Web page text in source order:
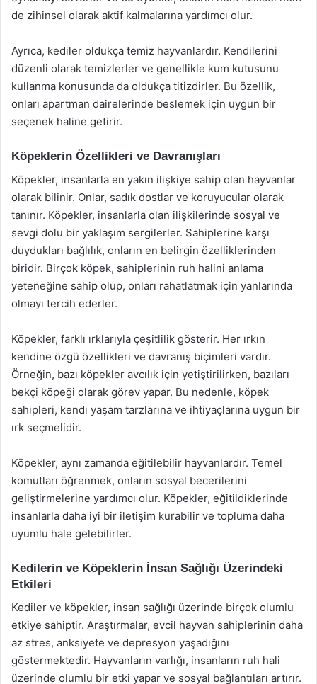
de zihinsel olarak aktif kalmalarına yardımcı olur.
Ayrıca, kediler oldukça temiz hayvanlardır. Kendilerini
düzenli olarak temizlerler ve genellikle kum kutusunu
kullanma konusunda da oldukça titizdirler. Bu özellik,
onları apartman dairelerinde beslemek için uygun bir
seçenek haline getirir.
Köpeklerin Özellikleri ve Davranışları
Köpekler, insanlarla en yakın ilişkiye sahip olan hayvanlar
olarak bilinir. Onlar, sadık dostlar ve koruyucular olarak
tanınır. Köpekler, insanlarla olan ilişkilerinde sosyal ve
sevgi dolu bir yaklaşım sergilerler. Sahiplerine karşı
duydukları bağlılık, onların en belirgin özelliklerinden
biridir. Birçok köpek, sahiplerinin ruh halini anlama
yeteneğine sahip olup, onları rahatlatmak için yanlarında
olmayı tercih ederler.
Köpekler, farklı ırklarıyla çeşitlilik gösterir. Her ırkın
kendine özgü özellikleri ve davranış biçimleri vardır.
Örneğin, bazı köpekler avcılık için yetiştirilirken, bazıları
bekçi köpeği olarak görev yapar. Bu nedenle, köpek
sahipleri, kendi yaşam tarzlarına ve ihtiyaçlarına uygun bir
ırk seçmelidir.
Köpekler, aynı zamanda eğitilebilir hayvanlardır. Temel
komutları öğrenmek, onların sosyal becerilerini
geliştirmelerine yardımcı olur. Köpekler, eğitildiklerinde
insanlarla daha iyi bir iletişim kurabilir ve topluma daha
uyumlu hale gelebilirler.
Kedilerin ve Köpeklerin İnsan Sağlığı Üzerindeki
Etkileri
Kediler ve köpekler, insan sağlığı üzerinde birçok olumlu
etkiye sahiptir. Araştırmalar, evcil hayvan sahiplerinin daha
az stres, anksiyete ve depresyon yaşadığını
göstermektedir. Hayvanların varlığı, insanların ruh hali
üzerinde olumlu bir etki yapar ve sosyal bağlantıları artırır.